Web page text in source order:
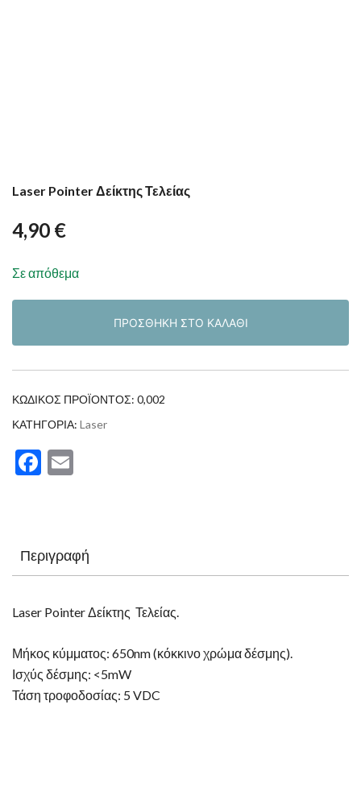
Laser Pointer Δείκτης Τελείας
4,90 €
Σε απόθεμα
ΠΡΟΣΘΉΚΗ ΣΤΟ ΚΑΛΆΘΙ
ΚΩΔΙΚΌΣ ΠΡΟΪΌΝΤΟΣ: 0,002
ΚΑΤΗΓΟΡΊΑ: Laser
Facebook
Περιγραφή
Laser Pointer Δείκτης Τελείας.
Μήκος κύμματος: 650nm (κόκκινο χρώμα δέσμης).
Ισχύς δέσμης: <5mW
Τάση τροφοδοσίας: 5 VDC